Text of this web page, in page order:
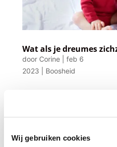
Wij gebruiken cookies
Wat als je dreumes
door Corine| feb 6
2023
Boosheid
als ouder in de eerste
Je wilt overigens niet
doet en hoe jij als ouder